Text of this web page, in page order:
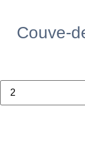
Couve-